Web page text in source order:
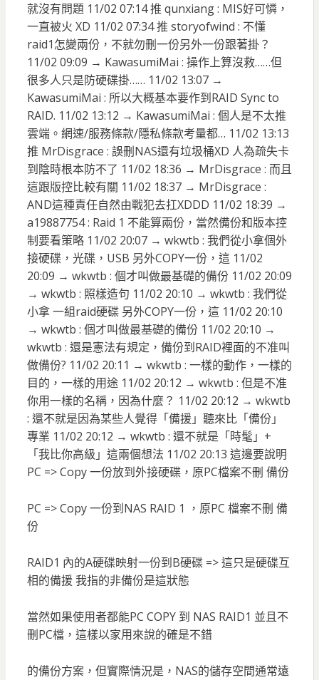
就沒有問題 11/02 07:14 推 qunxiang : MIS好可憐，
一直被火 XD 11/02 07:34 推 storyofwind : 不懂
raid1怎變兩份，不就勿刪一份另外一份跟著掛？
11/02 09:09 → KawasumiMai : 操作上算沒救……但
很多人只是防硬碟掛…… 11/02 13:07 →
KawasumiMai : 所以大概基本要作到RAID Sync to
RAID. 11/02 13:12 → KawasumiMai : 個人是不太推
雲端。網速/服務條款/隱私條款考量都… 11/02 13:13
推 MrDisgrace : 誤刪NAS還有垃圾桶XD 人為疏失卡
到陰時根本防不了 11/02 18:36 → MrDisgrace : 而且
這跟版控比較有關 11/02 18:37 → MrDisgrace :
AND這種責任自然由戰犯去扛XDDD 11/02 18:39 →
a19887754 : Raid 1 不能算兩份，當然備份和版本控
制要看策略 11/02 20:07 → wkwtb : 我們從小拿個外
接硬碟，光碟，USB 另外COPY一份，這 11/02
20:09 → wkwtb : 個才叫做最基礎的備份 11/02 20:09
→ wkwtb : 照樣造句 11/02 20:10 → wkwtb : 我們從
小拿 一組raid硬碟 另外COPY一份，這 11/02 20:10
→ wkwtb : 個才叫做最基礎的備份 11/02 20:10 →
wkwtb : 還是憲法有規定，備份到RAID裡面的不准叫
做備份? 11/02 20:11 → wkwtb : 一樣的動作，一樣的
目的，一樣的用途 11/02 20:12 → wkwtb : 但是不准
你用一樣的名稱，因為什麼？ 11/02 20:12 → wkwtb
: 還不就是因為某些人覺得「備援」聽來比「備份」
專業 11/02 20:12 → wkwtb : 還不就是「時髦」+
「我比你高級」這兩個想法 11/02 20:13 這邊要說明
PC => Copy 一份放到外接硬碟，原PC檔案不刪 備份
PC => Copy 一份到NAS RAID 1 ，原PC 檔案不刪 備
份
RAID1 內的A硬碟映射一份到B硬碟 => 這只是硬碟互
相的備援 我指的非備份是這狀態
當然如果使用者都能PC COPY 到 NAS RAID1 並且不
刪PC檔，這樣以家用來說的確是不錯
的備份方案，但實際情況是，NAS的儲存空間通常遠